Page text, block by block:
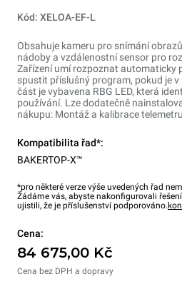
Kód: XELOA-EF-L
Obsahuje kameru pro snímání
nádoby a vzdálenostní sensor pro
Zařízení umí rozpoznat automaticky
spustit příslušný program, pokud je v
část je vybavena RBG LED, která
používání. Lze dodatečně
nákupu: Montáž a kalibrace
Kompatibilita řad*:
BAKERTOP-X™
*pro některé verze výše uvedených řad
Žádáme vás, abyste nakonfigurovali
ujistili, že je příslušenství podporováno.
Cena:
84 675,00 Kč
Cena bez DPH a dopravy